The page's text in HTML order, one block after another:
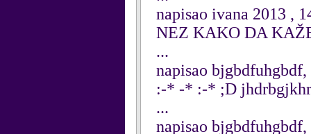
napisao ivana 2013 ,
NEZ KAKO DA
...
napisao
:-* -* :-* ;D
...
napisao